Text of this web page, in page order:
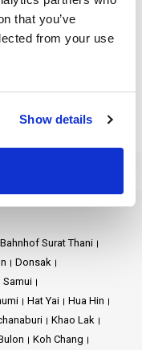
that you’ve
from your use
Show details
genannt, sind ein
von Arunsiri
glitzernden blauen
Die Inseln,
Wundern der
ein unberührtes
die Natur in ihrer
gelegen, zeigt die
und Landleben. Er
Vielfalt Thailands zu
und urbaner
gelegen, ist es ein
Bahnhof Surat Thani
Donsak
Samui
Hat Yai
Hua Hin
Khao Lak
Koh Chang